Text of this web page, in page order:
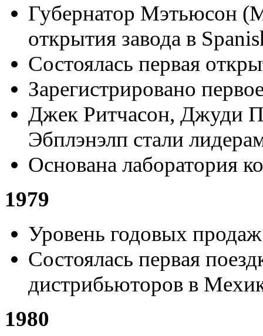
Губернатор Мэтьюсон
открытия завода в
Состоялась первая
Зарегистрировано
Джек Ритчасон, Джуди
Эбплэнэлп стали
Основана лаборатория
1979
Уровень годовых
Состоялась первая
дистрибьюторов в
1980